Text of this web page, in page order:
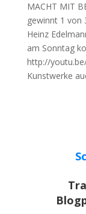
MACHT MIT
gewinnt 1 von
Heinz
am Sonntag
http://
Kunstwerke